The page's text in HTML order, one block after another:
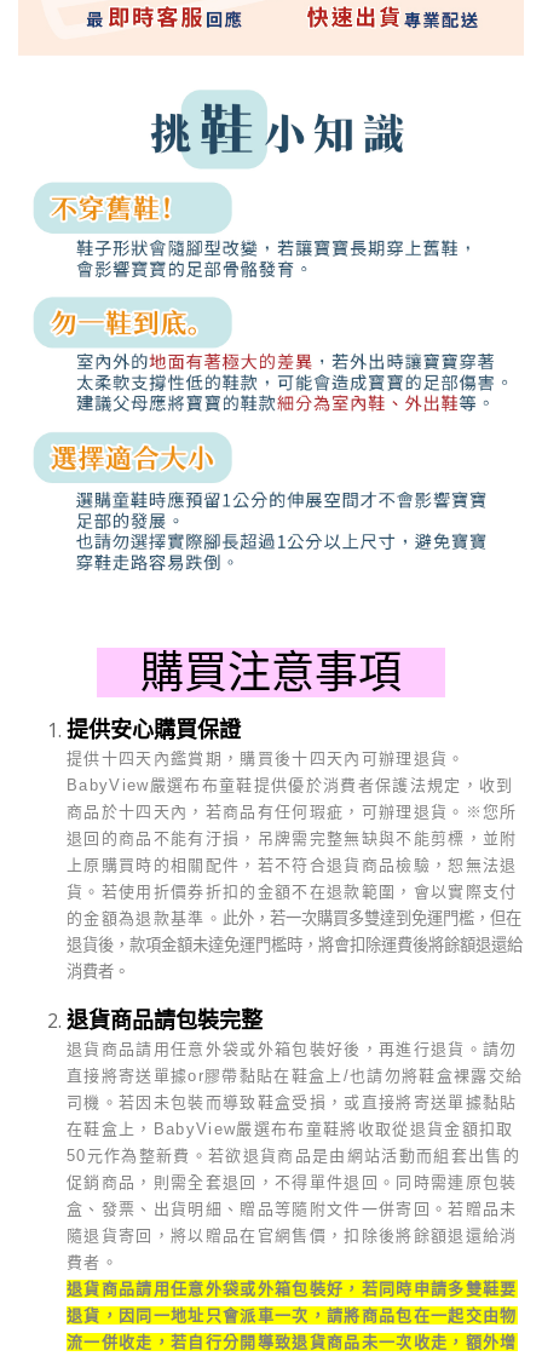
購買注意事項
提供安心購買保證
提供十四天內鑑賞期，購買後十四天內可辦理退貨。
BabyView嚴選布布童鞋提供優於消費者保護法規定，收到
商品於十四天內，若商品有任何瑕疵，可辦理退貨。 ※您所
退回的商品不能有汙損，吊牌需完整無缺與不能剪標，並附
上原購買時的相關配件，若不符合退貨商品檢驗，恕無法退
貨。若使用折價券折扣的金額不在退款範圍，會以實際支付
的金額為退款基準。 此外，若一次購買多雙達到免運門檻，但在
退貨後，款項金額未達免運門檻時，將會扣除運費後將餘額退還給
消費者。
退貨商品請包裝完整
退貨商品請用任意外袋或外箱包裝好後，再進行退貨。請勿
直接將寄送單據or膠帶黏貼在鞋盒上/也請勿將鞋盒裸露交給
司機。若因未包裝而導致鞋盒受損，或直接將寄送單據黏貼
在鞋盒上，BabyView嚴選布布童鞋將收取從退貨金額扣取
50元作為整新費。若欲退貨商品是由網站活動而組套出售的
促銷商品，則需全套退回，不得單件退回。同時需連原包裝
盒、發票、出貨明細、贈品等隨附文件一併寄回。若贈品未
隨退貨寄回，將以贈品在官網售價，扣除後將餘額退還給消
費者。
退貨商品請用任意外袋或外箱包裝好，若同時申請多雙鞋要
退貨，因同一地址只會派車一次，請將商品包在一起交由物
流一併收走，若自行分開導致退貨商品未一次收走，額外增